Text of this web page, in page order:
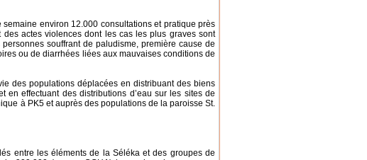
environ 12.000 consultations et pratique près
actes violences dont les cas les plus graves sont
souffrant de paludisme, première cause de
ou de diarrhées liées aux mauvaises conditions de
des populations déplacées en distribuant des biens
en effectuant des distributions d’eau sur les sites de
à PK5 et auprès des populations de la paroisse St.
entre les éléments de la Séléka et des groupes de